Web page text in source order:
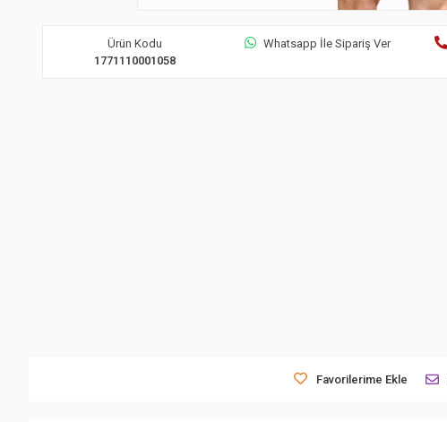
Ürün Kodu
1771110001058
Whatsapp İle Sipariş Ver
Favorilerime Ekle